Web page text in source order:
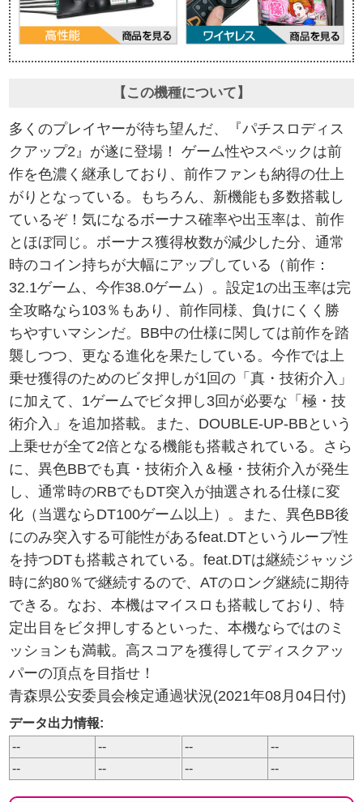
【この機種について】
多くのプレイヤーが待ち望んだ、『パチスロディス
クアップ2』が遂に登場！ ゲーム性やスペックは前
作を色濃く継承しており、前作ファンも納得の仕上
がりとなっている。もちろん、新機能も多数搭載し
ているぞ！気になるボーナス確率や出玉率は、前作
とほぼ同じ。ボーナス獲得枚数が減少した分、通常
時のコイン持ちが大幅にアップしている（前作：
32.1ゲーム、今作38.0ゲーム）。設定1の出玉率は完
全攻略なら103％もあり、前作同様、負けにくく勝
ちやすいマシンだ。BB中の仕様に関しては前作を踏
襲しつつ、更なる進化を果たしている。今作では上
乗せ獲得のためのビタ押しが1回の「真・技術介入」
に加えて、1ゲームでビタ押し3回が必要な「極・技
術介入」を追加搭載。また、DOUBLE-UP-BBという
上乗せが全て2倍となる機能も搭載されている。さら
に、異色BBでも真・技術介入＆極・技術介入が発生
し、通常時のRBでもDT突入が抽選される仕様に変
化（当選ならDT100ゲーム以上）。また、異色BB後
にのみ突入する可能性があるfeat.DTというループ性
を持つDTも搭載されている。feat.DTは継続ジャッジ
時に約80％で継続するので、ATのロング継続に期待
できる。なお、本機はマイスロも搭載しており、特
定出目をビタ押しするといった、本機ならではのミ
ッションも満載。高スコアを獲得してディスクアッ
パーの頂点を目指せ！
青森県公安委員会検定通過状況(2021年08月04日付)
データ出力情報:
--
-- --
--
--
-- -- --